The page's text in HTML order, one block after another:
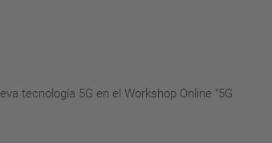
tecnología 5G en el Workshop Online “5G